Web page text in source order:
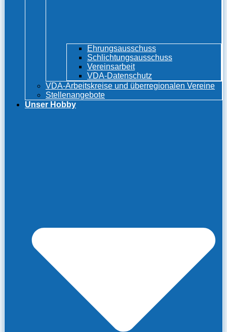
Ehrungsausschuss
Schlichtungsausschuss
Vereinsarbeit
VDA-Datenschutz
VDA-Arbeitskreise und überregionalen Vereine
Stellenangebote
Unser Hobby